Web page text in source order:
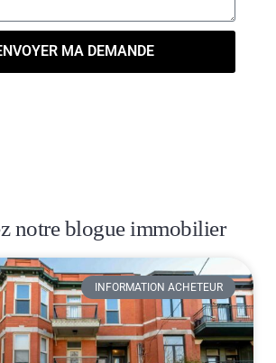
MA DEMANDE
notre blogue immobilier
INFORMATION ACHETEUR